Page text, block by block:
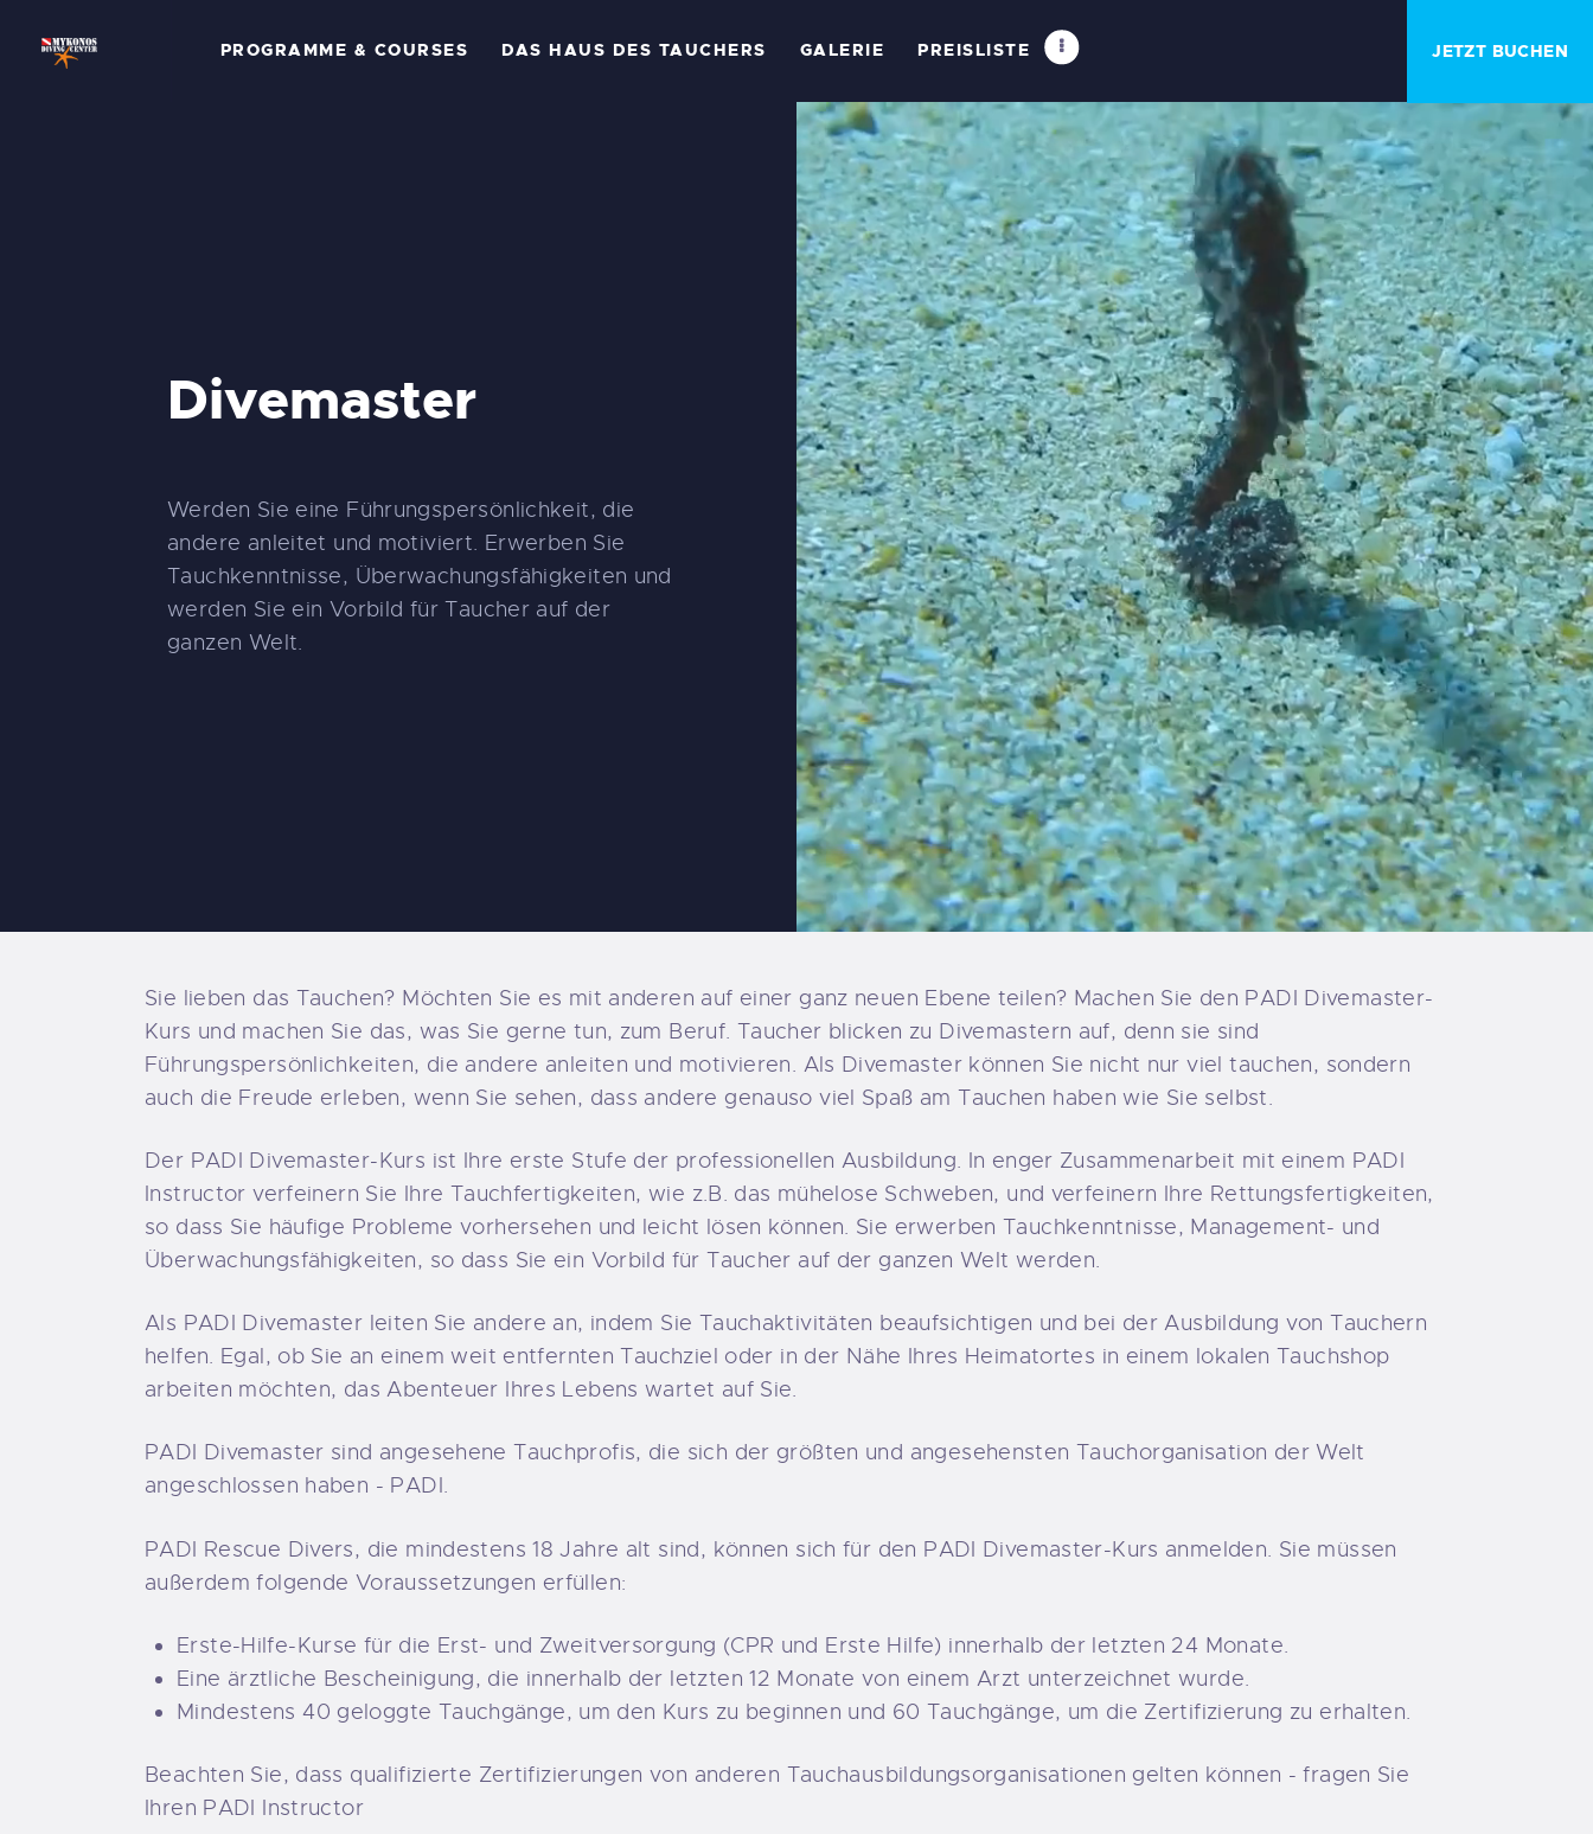
PROGRAMME & COURSES DAS HAUS DES TAUCHERS GALERIE PREISLISTE JETZT BUCHEN
PROGRAMME &
DAS HAUS DES
KONTAKTIEREN SIE
UNS
Divemaster
Werden Sie eine Führungspersönlichkeit, die
andere anleitet und motiviert. Erwerben Sie
Tauchkenntnisse, Überwachungsfähigkeiten und
werden Sie ein Vorbild für Taucher auf der
ganzen Welt.
Sie lieben das Tauchen? Möchten Sie es mit anderen auf einer ganz neuen Ebene teilen? Machen Sie den PADI Divemaster-
Kurs und machen Sie das, was Sie gerne tun, zum Beruf. Taucher blicken zu Divemastern auf, denn sie sind
Führungspersönlichkeiten, die andere anleiten und motivieren. Als Divemaster können Sie nicht nur viel tauchen, sondern
auch die Freude erleben, wenn Sie sehen, dass andere genauso viel Spaß am Tauchen haben wie Sie selbst.
Der PADI Divemaster-Kurs ist Ihre erste Stufe der professionellen Ausbildung. In enger Zusammenarbeit mit einem PADI
Instructor verfeinern Sie Ihre Tauchfertigkeiten, wie z.B. das mühelose Schweben, und verfeinern Ihre Rettungsfertigkeiten,
so dass Sie häufige Probleme vorhersehen und leicht lösen können. Sie erwerben Tauchkenntnisse, Management- und
Überwachungsfähigkeiten, so dass Sie ein Vorbild für Taucher auf der ganzen Welt werden.
Als PADI Divemaster leiten Sie andere an, indem Sie Tauchaktivitäten beaufsichtigen und bei der Ausbildung von Tauchern
helfen. Egal, ob Sie an einem weit entfernten Tauchziel oder in der Nähe Ihres Heimatortes in einem lokalen Tauchshop
arbeiten möchten, das Abenteuer Ihres Lebens wartet auf Sie.
PADI Divemaster sind angesehene Tauchprofis, die sich der größten und angesehensten Tauchorganisation der Welt
angeschlossen haben - PADI.
PADI Rescue Divers, die mindestens 18 Jahre alt sind, können sich für den PADI Divemaster-Kurs anmelden. Sie müssen
außerdem folgende Voraussetzungen erfüllen:
Erste-Hilfe-Kurse für die Erst- und Zweitversorgung (CPR und Erste Hilfe) innerhalb der letzten 24 Monate.
Eine ärztliche Bescheinigung, die innerhalb der letzten 12 Monate von einem Arzt unterzeichnet wurde.
Mindestens 40 geloggte Tauchgänge, um den Kurs zu beginnen und 60 Tauchgänge, um die Zertifizierung zu erhalten.
Beachten Sie, dass qualifizierte Zertifizierungen von anderen Tauchausbildungsorganisationen gelten können - fragen Sie
Ihren PADI Instructor